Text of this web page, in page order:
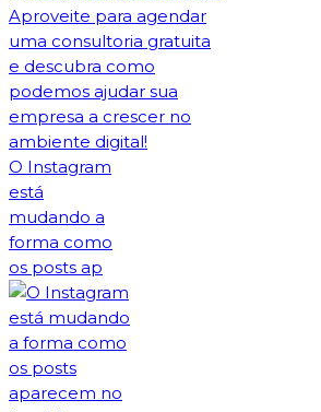
O Instagram
está
mudando a
forma como
os posts ap